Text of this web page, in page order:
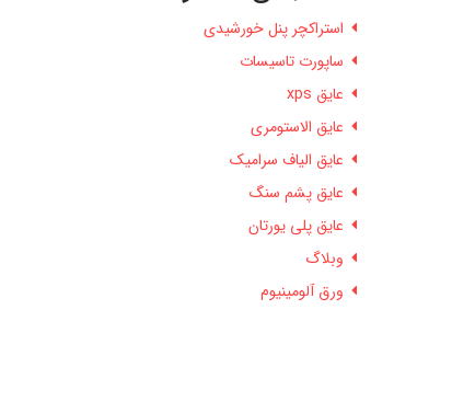
استراکچر پنل خورشیدی
ساپورت تاسیسات
عایق xps
عایق الاستومری
عایق الیاف سرامیک
عایق پشم سنگ
عایق پلی یورتان
وبلاگ
ورق آلومینیوم